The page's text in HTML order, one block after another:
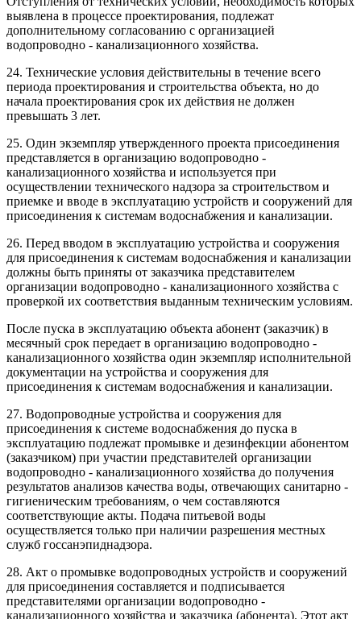
выявлена в процессе проектирования, подлежат
дополнительному согласованию с организацией
водопроводно - канализационного хозяйства.
24. Технические условия действительны в течение всего
периода проектирования и строительства объекта, но до
начала проектирования срок их действия не должен
превышать 3 лет.
25. Один экземпляр утвержденного проекта присоединения
представляется в организацию водопроводно -
канализационного хозяйства и используется при
осуществлении технического надзора за строительством и
приемке и вводе в эксплуатацию устройств и сооружений для
присоединения к системам водоснабжения и канализации.
26. Перед вводом в эксплуатацию устройства и сооружения
для присоединения к системам водоснабжения и канализации
должны быть приняты от заказчика представителем
организации водопроводно - канализационного хозяйства с
проверкой их соответствия выданным техническим условиям.
После пуска в эксплуатацию объекта абонент (заказчик) в
месячный срок передает в организацию водопроводно -
канализационного хозяйства один экземпляр исполнительной
документации на устройства и сооружения для
присоединения к системам водоснабжения и канализации.
27. Водопроводные устройства и сооружения для
присоединения к системе водоснабжения до пуска в
эксплуатацию подлежат промывке и дезинфекции абонентом
(заказчиком) при участии представителей организации
водопроводно - канализационного хозяйства до получения
результатов анализов качества воды, отвечающих санитарно -
гигиеническим требованиям, о чем составляются
соответствующие акты. Подача питьевой воды
осуществляется только при наличии разрешения местных
служб госсанэпиднадзора.
28. Акт о промывке водопроводных устройств и сооружений
для присоединения составляется и подписывается
представителями организации водопроводно -
канализационного хозяйства и заказчика (абонента). Этот акт